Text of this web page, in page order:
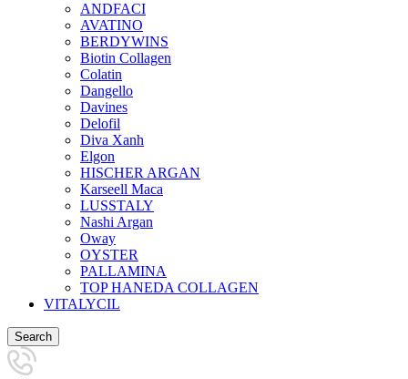
ANDFACI
AVATINO
BERDYWINS
Biotin Collagen
Colatin
Dangello
Davines
Delofil
Diva Xanh
Elgon
HISCHER ARGAN
Karseell Maca
LUSSTALY
Nashi Argan
Oway
OYSTER
PALLAMINA
TOP HANEDA COLLAGEN
VITALYCIL
Search